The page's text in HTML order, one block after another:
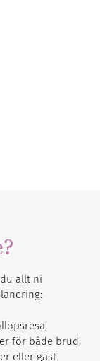
allt ni
för både brud,
eller gäst.